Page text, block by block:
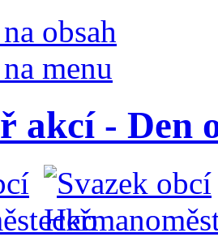
obsah
menu
akcí - Den